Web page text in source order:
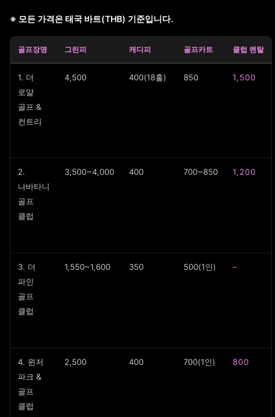
※ 모든 가격은 태국 바트(THB) 기준입니다.
골프장명 그린피 캐디피 골프카트 클럽 렌탈
1. 더
로얄
골프 &
컨트리
4,500 400(18홀) 850 1,500
2.
나바타니
골프
클럽
3,500~4,000 400 700~850 1,200
3. 더
파인
골프
클럽
1,550~1,600 350 500(1인) –
4. 윈저
파크 &
골프
클럽
2,500 400 700(1인) 800